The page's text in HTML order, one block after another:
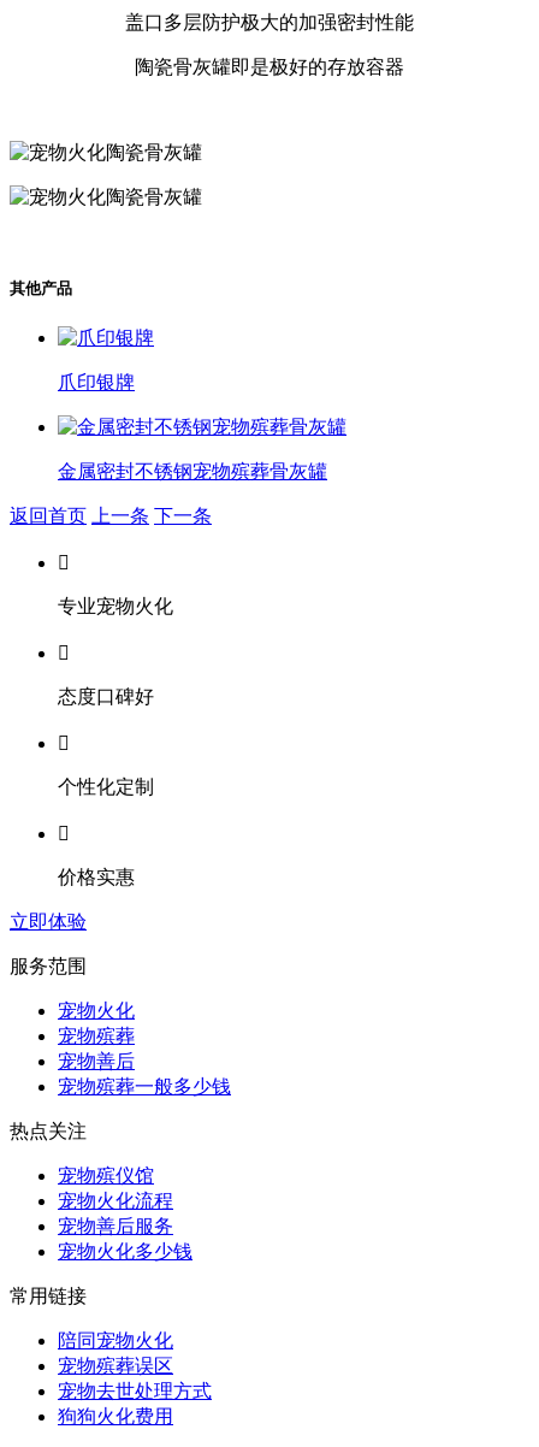
盖口多层防护极大的加强密封性能
陶瓷骨灰罐即是极好的存放容器
其他产品
爪印银牌
金属密封不锈钢宠物殡葬骨灰罐
返回首页 上一条 下一条

专业宠物火化

态度口碑好

个性化定制

价格实惠
立即体验
服务范围
宠物火化
宠物殡葬
宠物善后
宠物殡葬一般多少钱
热点关注
宠物殡仪馆
宠物火化流程
宠物善后服务
宠物火化多少钱
常用链接
陪同宠物火化
宠物殡葬误区
宠物去世处理方式
狗狗火化费用